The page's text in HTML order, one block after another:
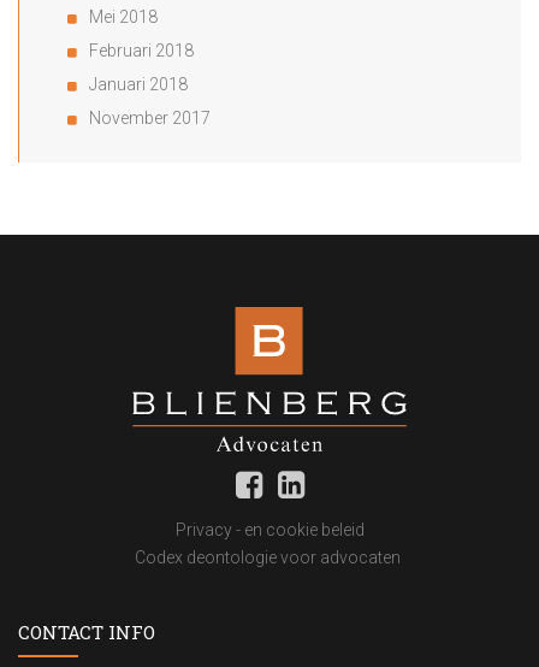
Mei 2018
Februari 2018
Januari 2018
November 2017
Privacy - en cookie beleid
Codex deontologie voor advocaten
CONTACT INFO